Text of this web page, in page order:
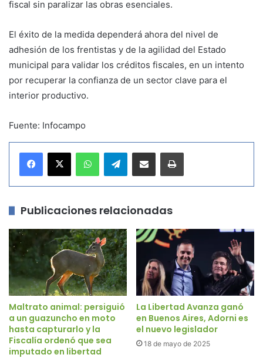
fiscal sin paralizar las obras esenciales.
El éxito de la medida dependerá ahora del nivel de
adhesión de los frentistas y de la agilidad del Estado
municipal para validar los créditos fiscales, en un intento
por recuperar la confianza de un sector clave para el
interior productivo.
Fuente: Infocampo
Telegram
Publicaciones relacionadas
Maltrato animal: persiguió
a un guazuncho en moto
hasta capturarlo y la
Fiscalía ordenó que sea
imputado en libertad
La Libertad Avanza ganó
en Buenos Aires, Adorni es
el nuevo legislador
18 de mayo de 2025